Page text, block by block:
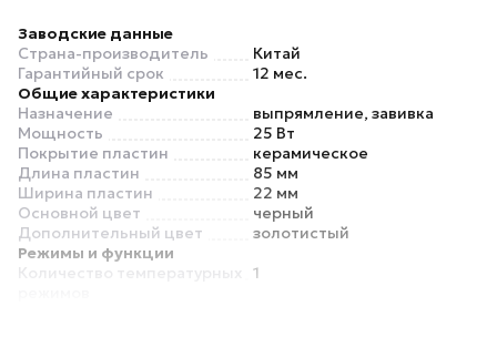
Заводские данные
Страна-производитель
Китай
Гарантийный срок
12 мес.
Общие характеристики
Назначение
выпрямление, завивка
Мощность
25 Вт
Покрытие пластин
керамическое
Длина пластин
85 мм
Ширина пластин
22 мм
Основной цвет
черный
Дополнительный цвет
золотистый
Режимы и функции
Количество температурных
1